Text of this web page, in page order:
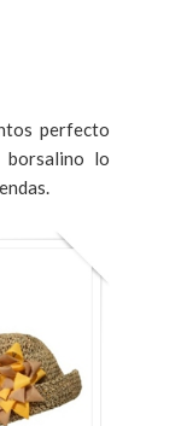
perfecto
lo